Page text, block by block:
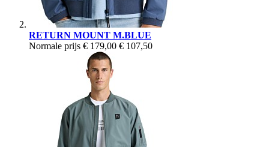
RETURN MOUNT M.BLUE
Normale prijs € 179,00 € 107,50